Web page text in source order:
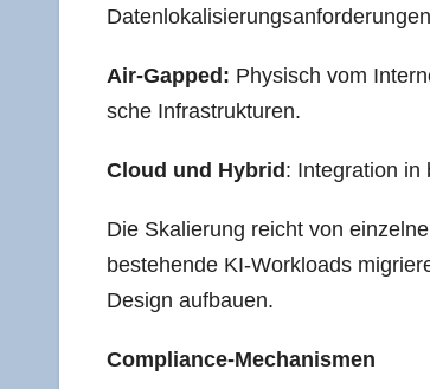
Air-Gap­ped: Phy­sisch vom
sche Infrastrukturen.
Cloud und Hybrid : Inte­gra­ti­on in
Die Ska­lie­rung reicht von
bestehen­de KI-Workloads
Design aufbauen.
Com­pli­ance-Mecha­nis­men